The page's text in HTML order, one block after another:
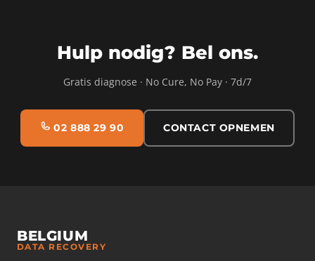
Hulp nodig? Bel ons.
Gratis diagnose · No Cure, No Pay · 7d/7
02 888 29 90 CONTACT OPNEMEN
BELGIUM
DATA RECOVERY